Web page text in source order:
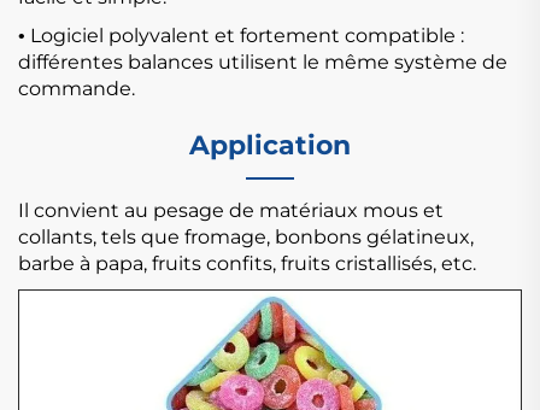
• Logiciel polyvalent et fortement compatible :
différentes balances utilisent le même système de
commande.
Application
Il convient au pesage de matériaux mous et
collants, tels que fromage, bonbons gélatineux,
barbe à papa, fruits confits, fruits cristallisés, etc.